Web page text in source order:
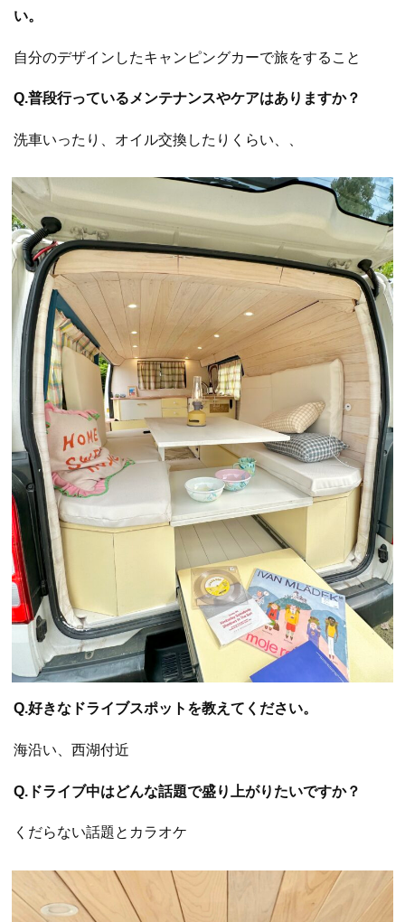
い。
自分のデザインしたキャンピングカーで旅をすること
Q.普段行っているメンテナンスやケアはありますか？
洗車いったり、オイル交換したりくらい、、
Q.好きなドライブスポットを教えてください。
海沿い、西湖付近
Q.ドライブ中はどんな話題で盛り上がりたいですか？
くだらない話題とカラオケ